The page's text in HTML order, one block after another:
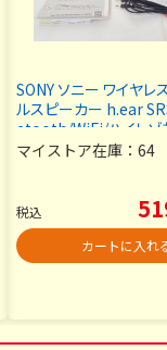
SONY ソニー ワイヤレ
ルスピーカー h.ear
etooth/WiFi/ハイレゾ
付 ● 55054-2
マイストア在庫： 64
税込
カートに入れ